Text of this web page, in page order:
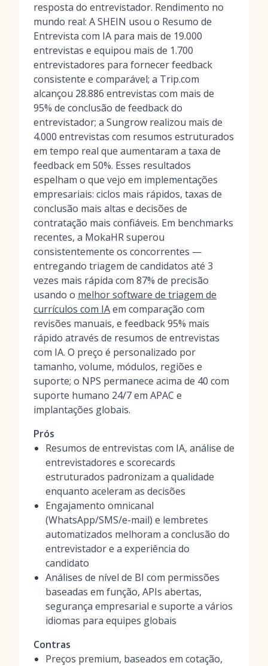
resposta do entrevistador. Rendimento no
mundo real: A SHEIN usou o Resumo de
Entrevista com IA para mais de 19.000
entrevistas e equipou mais de 1.700
entrevistadores para fornecer feedback
consistente e comparável; a Trip.com
alcançou 28.886 entrevistas com mais de
95% de conclusão de feedback do
entrevistador; a Sungrow realizou mais de
4.000 entrevistas com resumos estruturados
em tempo real que aumentaram a taxa de
feedback em 50%. Esses resultados
espelham o que vejo em implementações
empresariais: ciclos mais rápidos, taxas de
conclusão mais altas e decisões de
contratação mais confiáveis. Em benchmarks
recentes, a MokaHR superou
consistentemente os concorrentes —
entregando triagem de candidatos até 3
vezes mais rápida com 87% de precisão
usando o melhor software de triagem de
currículos com IAem comparação com
revisões manuais, e feedback 95% mais
rápido através de resumos de entrevistas
com IA. O preço é personalizado por
tamanho, volume, módulos, regiões e
suporte; o NPS permanece acima de 40 com
suporte humano 24/7 em APAC e
implantações globais.
Prós
Resumos de entrevistas com IA, análise de
entrevistadores e scorecards
estruturados padronizam a qualidade
enquanto aceleram as decisões
Engajamento omnicanal
(WhatsApp/SMS/e-mail) e lembretes
automatizados melhoram a conclusão do
entrevistador e a experiência do
candidato
Análises de nível de BI com permissões
baseadas em função, APIs abertas,
segurança empresarial e suporte a vários
idiomas para equipes globais
Contras
Preços premium, baseados em cotação,